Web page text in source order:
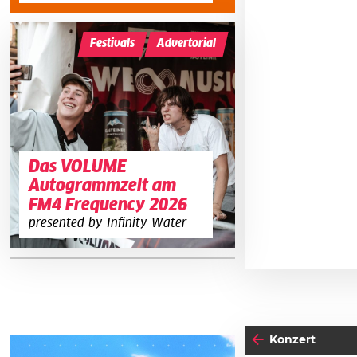
Das VOLUME
Autogrammzelt am
FM4 Frequency 2026
presented by Infinity Water
Festivals Advertorial
Konzert